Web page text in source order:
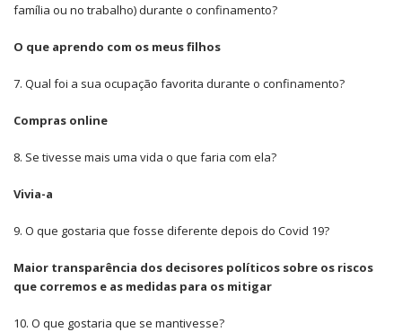
família ou no trabalho) durante o confinamento?
O que aprendo com os meus filhos
7. Qual foi a sua ocupação favorita durante o confinamento?
Compras online
8. Se tivesse mais uma vida o que faria com ela?
Vivia-a
9. O que gostaria que fosse diferente depois do Covid 19?
Maior transparência dos decisores políticos sobre os riscos
que corremos e as medidas para os mitigar
10. O que gostaria que se mantivesse?